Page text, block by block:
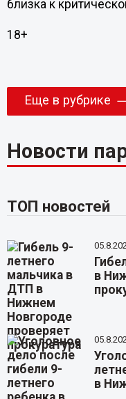
близка к
18+
Еще в рубрике
Новости
ТОП новостей
в
в